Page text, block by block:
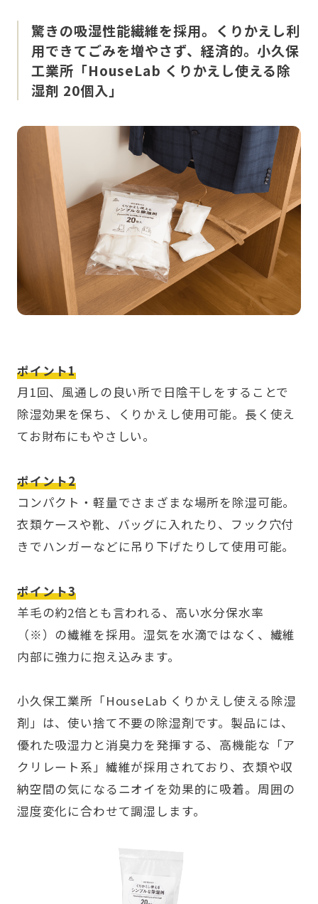
驚きの吸湿性能繊維を採用。くりかえし利
用できてごみを増やさず、経済的。小久保
工業所「HouseLab くりかえし使える除
湿剤 20個入」
ポイント1
月1回、風通しの良い所で日陰干しをすることで
除湿効果を保ち、くりかえし使用可能。長く使え
てお財布にもやさしい。
ポイント2
コンパクト・軽量でさまざまな場所を除湿可能。
衣類ケースや靴、バッグに入れたり、フック穴付
きでハンガーなどに吊り下げたりして使用可能。
ポイント3
羊毛の約2倍とも言われる、高い水分保水率
（※）の繊維を採用。湿気を水滴ではなく、繊維
内部に強力に抱え込みます。
小久保工業所「HouseLab くりかえし使える除湿
剤」は、使い捨て不要の除湿剤です。製品には、
優れた吸湿力と消臭力を発揮する、高機能な「ア
クリレート系」繊維が採用されており、衣類や収
納空間の気になるニオイを効果的に吸着。周囲の
湿度変化に合わせて調湿します。